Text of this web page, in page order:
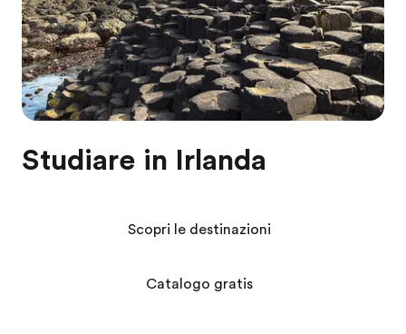
Carriera
Lavora con noi
Studiare in Irlanda
Scopri le destinazioni
Catalogo gratis